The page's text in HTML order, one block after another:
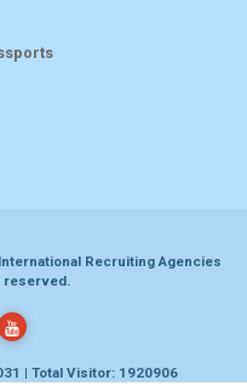
Recruiting Agencies
reserved.
| Total Visitor: 1920906